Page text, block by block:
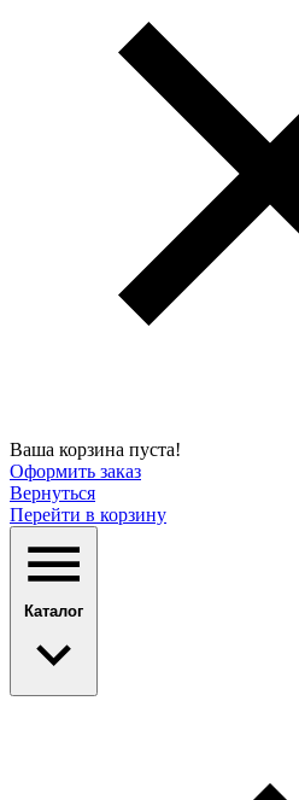
Ваша корзина пуста!
Оформить заказ
Вернуться
Перейти в корзину
Каталог